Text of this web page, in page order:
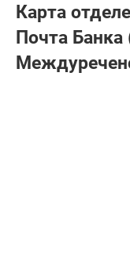
Карта
Почта